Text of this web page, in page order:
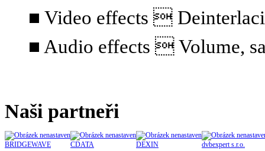
■ Video effects 
■ Audio effects  Volume,
Naši partneři
BRIDGEWAVE CDATA DEXIN dvbexpert s.r.o.